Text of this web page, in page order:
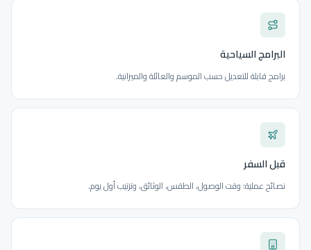
البرامج السياحية
برامج قابلة للتعديل حسب الموسم والعائلة والميزانية.
قبل السفر
نصائح عملية: وقت الوصول، الطقس، الوثائق، وترتيب أول يوم.